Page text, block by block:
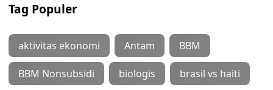
Tag Populer
aktivitas ekonomi Antam BBM
BBM Nonsubsidi biologis brasil vs haiti